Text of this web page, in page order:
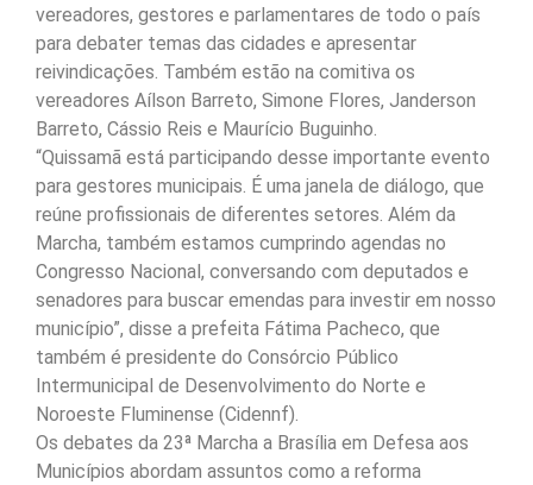
vereadores, gestores e parlamentares de todo o país
para debater temas das cidades e apresentar
reivindicações. Também estão na comitiva os
vereadores Aílson Barreto, Simone Flores, Janderson
Barreto, Cássio Reis e Maurício Buguinho.
“Quissamã está participando desse importante evento
para gestores municipais. É uma janela de diálogo, que
reúne profissionais de diferentes setores. Além da
Marcha, também estamos cumprindo agendas no
Congresso Nacional, conversando com deputados e
senadores para buscar emendas para investir em nosso
município”, disse a prefeita Fátima Pacheco, que
também é presidente do Consórcio Público
Intermunicipal de Desenvolvimento do Norte e
Noroeste Fluminense (Cidennf).
Os debates da 23ª Marcha a Brasília em Defesa aos
Municípios abordam assuntos como a reforma